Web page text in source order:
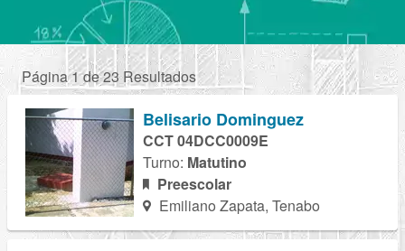
Página 1 de 23 Resultados
Belisario Dominguez
CCT 04DCC0009E
Turno: Matutino
Preescolar
Emiliano Zapata, Tenabo